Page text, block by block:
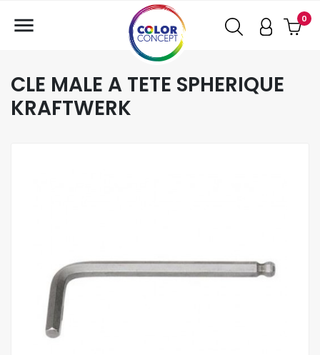
0

CLE MALE A TETE SPHERIQUE
KRAFTWERK